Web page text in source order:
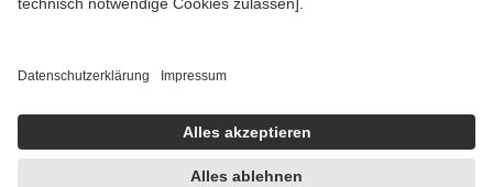
• empfohlenen Schutzimpfungen
Wir nutzen Trusted Shops als unabhängigen Dienstleister für die
getroffen, um sicherzustellen, dass es sich um echte Bewertungen
handelt. Mehr Informationen findest du hier:
https://help.etrusted.com/hc/de/articles/4419944605341